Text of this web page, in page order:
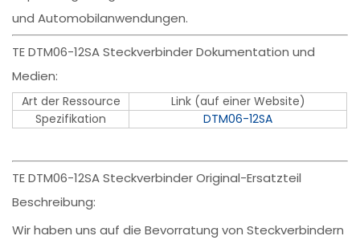
und Automobilanwendungen.
TE DTM06-12SA Steckverbinder Dokumentation und
Medien:
Art der Ressource
Link (auf einer Website)
Spezifikation
DTM06-12SA
TE DTM06-12SA Steckverbinder Original-Ersatzteil
Beschreibung:
Wir haben uns auf die Bevorratung von Steckverbindern